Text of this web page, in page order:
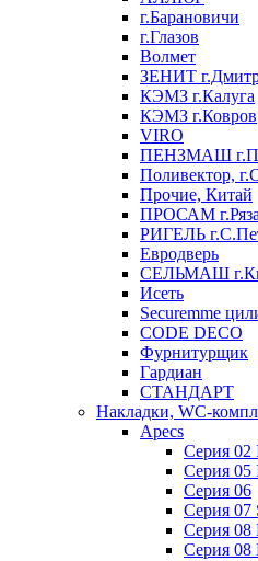
г.Барановичи
г.Глазов
Волмет
ЗЕНИТ
КЭМЗ г.Калуга
КЭМЗ г.Ковров
VIRO
ПЕНЗМАШ
Поливектор,
Прочие, Китай
ПРОСАМ
РИГЕЛЬ
Евродверь
СЕЛЬМАШ
Исеть
Securemme
CODE DECO
Фурнитурщик
Гардиан
СТАНДАРТ
Накладки, WC-
Apecs
Cерия
Cерия 05
Cерия 06
Cерия 07
Cерия 08
Cерия 08